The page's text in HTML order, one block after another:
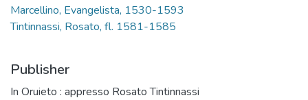
Marcellino, Evangelista, 1530-1593
Tintinnassi, Rosato, fl. 1581-1585
Publisher
In Oruieto : appresso Rosato Tintinnassi